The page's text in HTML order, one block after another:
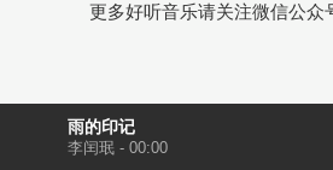
更多好听音乐请关注微信公众
雨的印记
李闰珉 - 00:00